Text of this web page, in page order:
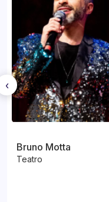
Bruno Motta
Teatro
‹